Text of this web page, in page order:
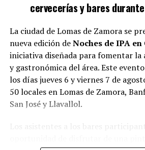
911, les muestro la medida cautelar
toman las acciones necesarias,
desprotegida», criticó.
Gloria también cuestionó la
Alerta Lomas y mencionó que la
nunca se implementó
denuncias por posibles
del vecino, afirmó que las multas
cervecerías y bares
La ciudad de Lomas de Zamora se
nueva edición deNoches de IPA
iniciativa diseñada para fomentar la
y gastronómica del área. Este
los días jueves 6 y viernes 7 de
50 locales en Lomas de Zamora,
San José y Llavallol.